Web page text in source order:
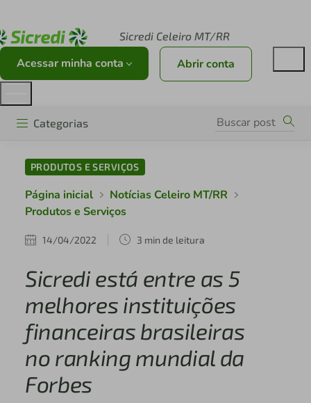
Sicredi Celeiro MT/RR
Acessar minha conta Abrir conta
Categorias
PRODUTOS E SERVIÇOS
Página inicial
Notícias Celeiro MT/RR
Produtos e Serviços
14/04/2022 3 min de leitura
Sicredi está entre as 5
melhores instituições
financeiras brasileiras
no ranking mundial da
Forbes